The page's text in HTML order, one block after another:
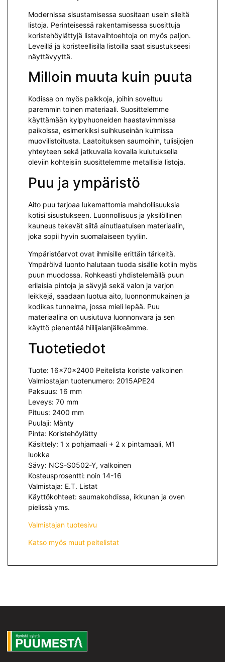
Modernissa sisustamisessa suositaan usein sileitä
listoja. Perinteisessä rakentamisessa suosittuja
koristehöylättyjä listavaihtoehtoja on myös paljon.
Leveillä ja koristeellisilla listoilla saat sisustukseesi
näyttävyyttä.
Milloin muuta kuin puuta
Kodissa on myös paikkoja, joihin soveltuu
paremmin toinen materiaali. Suosittelemme
käyttämään kylpyhuoneiden haastavimmissa
paikoissa, esimerkiksi suihkuseinän kulmissa
muovilistoitusta. Laatoituksen saumoihin, tulisijojen
yhteyteen sekä jatkuvalla kovalla kulutuksella
oleviin kohteisiin suosittelemme metallisia listoja.
Puu ja ympäristö
Aito puu tarjoaa lukemattomia mahdollisuuksia
kotisi sisustukseen. Luonnollisuus ja yksilöllinen
kauneus tekevät siitä ainutlaatuisen materiaalin,
joka sopii hyvin suomalaiseen tyyliin.
Ympäristöarvot ovat ihmisille erittäin tärkeitä.
Ympäröivä luonto halutaan tuoda sisälle kotiin myös
puun muodossa. Rohkeasti yhdistelemällä puun
erilaisia pintoja ja sävyjä sekä valon ja varjon
leikkejä, saadaan luotua aito, luonnonmukainen ja
kodikas tunnelma, jossa mieli lepää. Puu
materiaalina on uusiutuva luonnonvara ja sen
käyttö pienentää hiilijalanjälkeämme.
Tuotetiedot
Tuote: 16x70x2400 Peitelista koriste valkoinen
Valmiostajan tuotenumero: 2015APE24
Paksuus: 16 mm
Leveys: 70 mm
Pituus: 2400 mm
Puulaji: Mänty
Pinta: Koristehöylätty
Käsittely: 1 x pohjamaali + 2 x pintamaali, M1
luokka
Sävy: NCS-S0502-Y, valkoinen
Kosteusprosentti: noin 14-16
Valmistaja: E.T. Listat
Käyttökohteet: saumakohdissa, ikkunan ja oven
pielissä yms.
Valmistajan tuotesivu
Katso myös muut peitelistat